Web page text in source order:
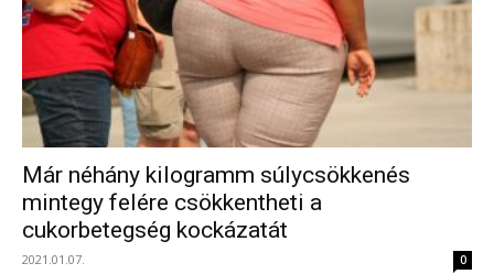
Már néhány kilogramm súlycsökkenés
mintegy felére csökkentheti a
cukorbetegség kockázatát
2021.01.07. 0